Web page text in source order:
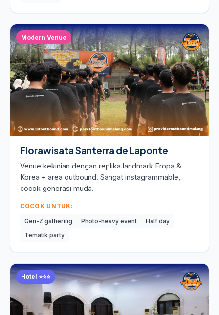
Modern Venue
Florawisata Santerra de Laponte
Venue kekinian dengan replika landmark Eropa &
Korea + area outbound. Sangat instagrammable,
cocok generasi muda.
COCOK UNTUK:
Gen-Z gathering Photo-heavy event
Half day
Tematik party
Hotel ⭐⭐⭐